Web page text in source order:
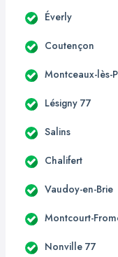
Éverly
Coutençon
Montceaux-lès-
Lésigny 77
Salins
Chalifert
Vaudoy-en-Brie
Montcourt-
Nonville 77